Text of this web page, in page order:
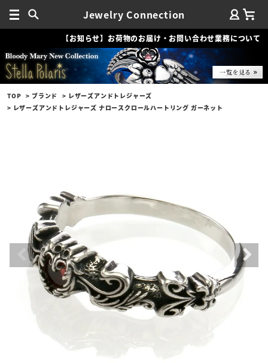
Jewelry Connection
【お知らせ】お荷物のお届け・お問い合わせ業務について
TOP ブランド
レザーズアンドトレジャーズ
レザーズアンドトレジャーズ ナロースクロールハートリング ガーネット